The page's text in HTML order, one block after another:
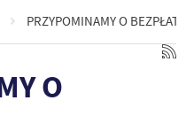
PRZYPOMINAMY O
O